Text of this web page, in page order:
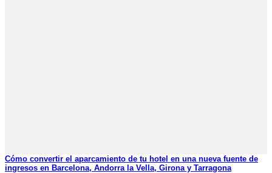
Cómo convertir el aparcamiento de tu hotel en una nueva fuente de
ingresos en Barcelona, Andorra la Vella, Girona y Tarragona